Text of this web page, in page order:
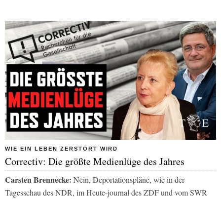
WIE EIN LEBEN ZERSTÖRT WIRD
Correctiv: Die größte Medienlüge des Jahres
Carsten Brennecke: Nein, Deportationspläne, wie in der
Tagesschau des NDR, im Heute-journal des ZDF und vom SWR